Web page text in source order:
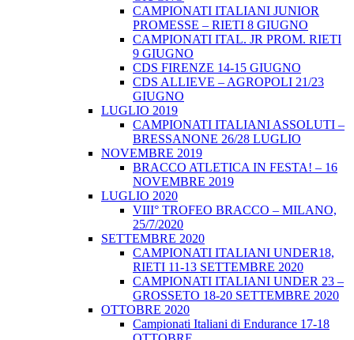
CAMPIONATI ITALIANI JUNIOR
PROMESSE – RIETI 8 GIUGNO
CAMPIONATI ITAL. JR PROM. RIETI
9 GIUGNO
CDS FIRENZE 14-15 GIUGNO
CDS ALLIEVE – AGROPOLI 21/23
GIUGNO
LUGLIO 2019
CAMPIONATI ITALIANI ASSOLUTI –
BRESSANONE 26/28 LUGLIO
NOVEMBRE 2019
BRACCO ATLETICA IN FESTA! – 16
NOVEMBRE 2019
LUGLIO 2020
VIII° TROFEO BRACCO – MILANO,
25/7/2020
SETTEMBRE 2020
CAMPIONATI ITALIANI UNDER18,
RIETI 11-13 SETTEMBRE 2020
CAMPIONATI ITALIANI UNDER 23 –
GROSSETO 18-20 SETTEMBRE 2020
OTTOBRE 2020
Campionati Italiani di Endurance 17-18